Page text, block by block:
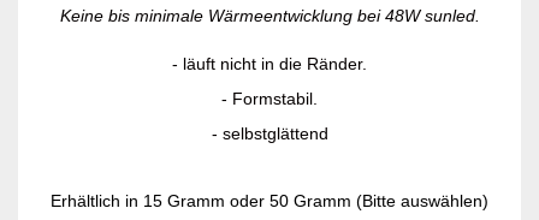
Keine bis minimale Wärmeentwicklung bei 48W sunled.
- läuft nicht in die Ränder.
- Formstabil.
- selbstglättend
Erhältlich in 15 Gramm oder 50 Gramm (Bitte auswählen)